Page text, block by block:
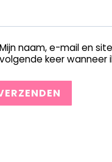
Mijn naam, e-mail en
volgende keer wanneer